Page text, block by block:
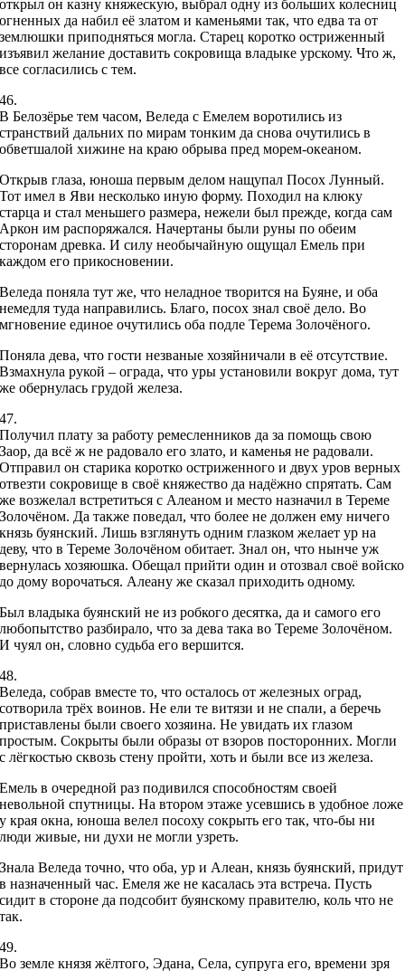
открыл он казну княжескую, выбрал одну из больших колесниц
огненных да набил её златом и каменьями так, что едва та от
землюшки приподняться могла. Старец коротко остриженный
изъявил желание доставить сокровища владыке урскому. Что ж,
все согласились с тем.
46.
В Белозёрье тем часом, Веледа с Емелем воротились из
странствий дальних по мирам тонким да снова очутились в
обветшалой хижине на краю обрыва пред морем-океаном.
Открыв глаза, юноша первым делом нащупал Посох Лунный.
Тот имел в Яви несколько иную форму. Походил на клюку
старца и стал меньшего размера, нежели был прежде, когда сам
Аркон им распоряжался. Начертаны были руны по обеим
сторонам древка. И силу необычайную ощущал Емель при
каждом его прикосновении.
Веледа поняла тут же, что неладное творится на Буяне, и оба
немедля туда направились. Благо, посох знал своё дело. Во
мгновение единое очутились оба подле Терема Золочёного.
Поняла дева, что гости незваные хозяйничали в её отсутствие.
Взмахнула рукой – ограда, что уры установили вокруг дома, тут
же обернулась грудой железа.
47.
Получил плату за работу ремесленников да за помощь свою
Заор, да всё ж не радовало его злато, и каменья не радовали.
Отправил он старика коротко остриженного и двух уров верных
отвезти сокровище в своё княжество да надёжно спрятать. Сам
же возжелал встретиться с Алеаном и место назначил в Тереме
Золочёном. Да также поведал, что более не должен ему ничего
князь буянский. Лишь взглянуть одним глазком желает ур на
деву, что в Тереме Золочёном обитает. Знал он, что нынче уж
вернулась хозяюшка. Обещал прийти один и отозвал своё войско
до дому ворочаться. Алеану же сказал приходить одному.
Был владыка буянский не из робкого десятка, да и самого его
любопытство разбирало, что за дева така во Тереме Золочёном.
И чуял он, словно судьба его вершится.
48.
Веледа, собрав вместе то, что осталось от железных оград,
сотворила трёх воинов. Не ели те витязи и не спали, а беречь
приставлены были своего хозяина. Не увидать их глазом
простым. Сокрыты были образы от взоров посторонних. Могли
с лёгкостью сквозь стену пройти, хоть и были все из железа.
Емель в очередной раз подивился способностям своей
невольной спутницы. На втором этаже усевшись в удобное ложе
у края окна, юноша велел посоху сокрыть его так, что-бы ни
люди живые, ни духи не могли узреть.
Знала Веледа точно, что оба, ур и Алеан, князь буянский, придут
в назначенный час. Емеля же не касалась эта встреча. Пусть
сидит в стороне да подсобит буянскому правителю, коль что не
так.
49.
Во земле князя жёлтого, Эдана, Села, супруга его, времени зря